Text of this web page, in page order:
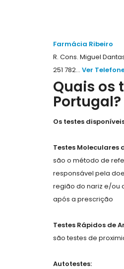
Farmácia Ribeiro
R. Cons. Miguel
251 782... Ver
Quais os
Portugal?
Os testes
Testes Moleculares
são o método de
responsável pela
região do nariz e/ou
após a prescrição
Testes Rápidos de
são testes de
Autotestes: